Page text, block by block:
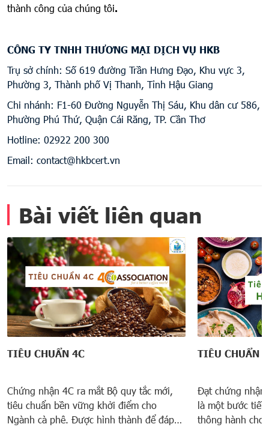
thành công của chúng tôi.
CÔNG TY TNHH THƯƠNG MẠI DỊCH VỤ HKB
Trụ sở chính: Số 619 đường Trần Hưng Đạo, Khu vực 3,
Phường 3, Thành phố Vị Thanh, Tỉnh Hậu Giang
Chi nhánh: F1-60 Đường Nguyễn Thị Sáu, Khu dân cư 586,
Phường Phú Thứ, Quận Cái Răng, TP. Cần Thơ
Hotline: 02922 200 300
Email: contact@hkbcert.vn
Bài viết liên quan
TIÊU CHUẨN 4C
Chứng nhận 4C ra mắt Bộ quy tắc mới,
tiêu chuẩn bền vững khởi điểm cho
Ngành cà phê. Được hình thành để đáp
TIÊU CHUẨN
Đạt chứng nhận
là một bước
thông hành